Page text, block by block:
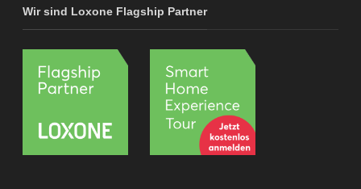
Wir sind Loxone Flagship Partner